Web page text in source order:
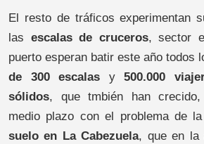
El resto de tráficos experimentan
las escalas de cruceros, sector
puerto esperan batir este año todos
de 300 escalas y500.000
sólidos, que tmbién han
medio plazo con el problema de la
suelo en La Cabezuela, que en la